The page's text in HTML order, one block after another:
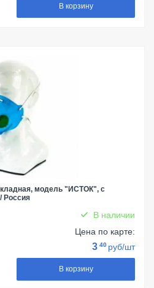
В корзину
модель "ИСТОК", с
Россия
В наличии
Цена по карте:
3 40 руб/шт
В корзину